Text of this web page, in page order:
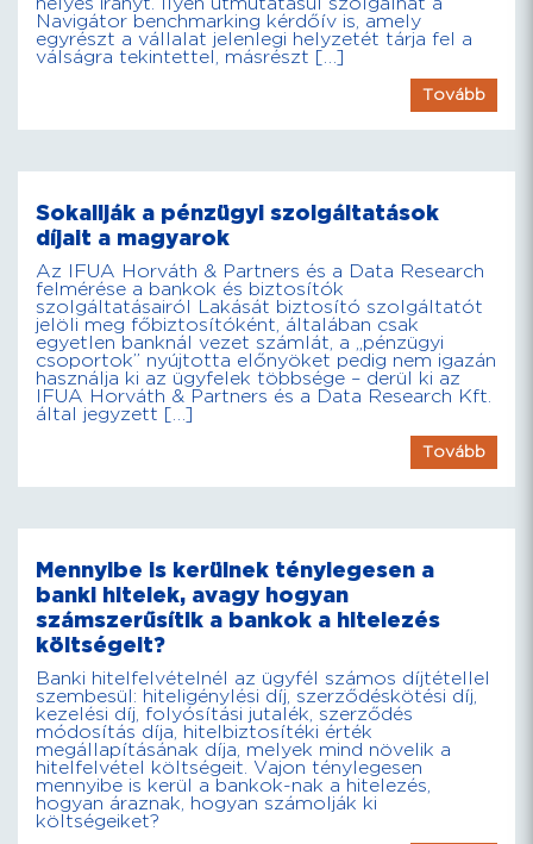
helyes irányt. Ilyen útmutatásul szolgálhat a
Navigátor benchmarking kérdőív is, amely
egyrészt a vállalat jelenlegi helyzetét tárja fel a
válságra tekintettel, másrészt […]
Tovább
Sokallják a pénzügyi szolgáltatások
díjait a magyarok
Az IFUA Horváth & Partners és a Data Research
felmérése a bankok és biztosítók
szolgáltatásairól Lakását biztosító szolgáltatót
jelöli meg főbiztosítóként, általában csak
egyetlen banknál vezet számlát, a „pénzügyi
csoportok” nyújtotta előnyöket pedig nem igazán
használja ki az ügyfelek többsége – derül ki az
IFUA Horváth & Partners és a Data Research Kft.
által jegyzett […]
Tovább
Mennyibe is kerülnek ténylegesen a
banki hitelek, avagy hogyan
számszerűsítik a bankok a hitelezés
költségeit?
Banki hitelfelvételnél az ügyfél számos díjtétellel
szembesül: hiteligénylési díj, szerződéskötési díj,
kezelési díj, folyósítási jutalék, szerződés
módosítás díja, hitelbiztosítéki érték
megállapításának díja, melyek mind növelik a
hitelfelvétel költségeit. Vajon ténylegesen
mennyibe is kerül a bankok-nak a hitelezés,
hogyan áraznak, hogyan számolják ki
költségeiket?